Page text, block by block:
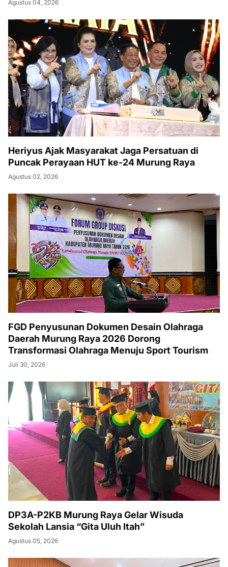
Agustus 04, 2026
Heriyus Ajak Masyarakat Jaga Persatuan di
Puncak Perayaan HUT ke-24 Murung Raya
Agustus 02, 2026
FGD Penyusunan Dokumen Desain Olahraga
Daerah Murung Raya 2026 Dorong
Transformasi Olahraga Menuju Sport Tourism
Juli 30, 2026
DP3A-P2KB Murung Raya Gelar Wisuda
Sekolah Lansia “Gita Uluh Itah”
Agustus 05, 2026